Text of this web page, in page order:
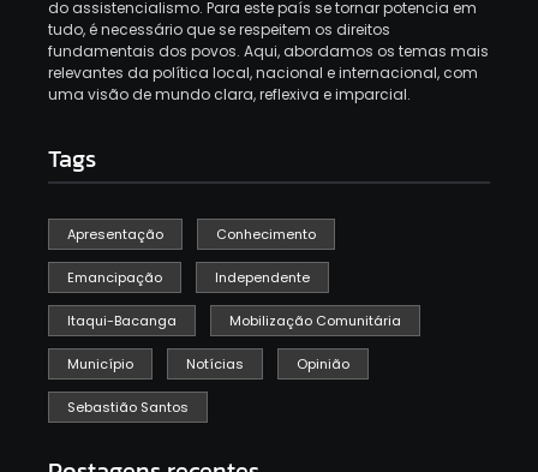
do assistencialismo. Para este país se tornar potencia em
tudo, é necessário que se respeitem os direitos
fundamentais dos povos. Aqui, abordamos os temas mais
relevantes da política local, nacional e internacional, com
uma visão de mundo clara, reflexiva e imparcial.
Tags
Apresentação Conhecimento
Emancipação Independente
Itaqui-Bacanga Mobilização Comunitária
Município Notícias Opinião
Sebastião Santos